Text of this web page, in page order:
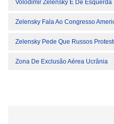
Volodimir Zelensky É De Esquerda
Zelensky Fala Ao Congresso
Zelensky Pede Que Russos
Zona De Exclusão Aérea Ucrânia